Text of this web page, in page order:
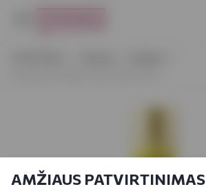
AMŽIAUS PATVIRTINIMAS